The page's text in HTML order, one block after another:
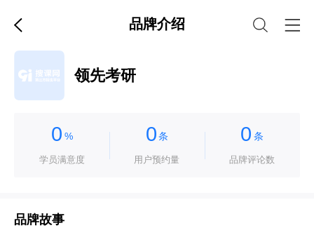
品牌介绍
领先考研
0 %
学员满意度
0 条
用户预约量
0 条
品牌评论数
品牌故事